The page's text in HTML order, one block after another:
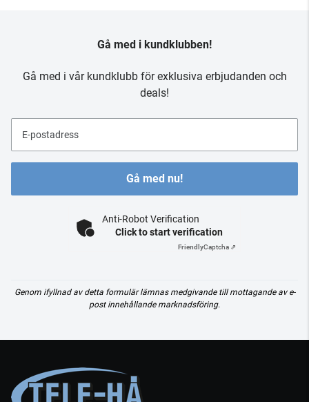
Gå med i kundklubben!
Gå med i vår kundklubb för exklusiva erbjudanden och
deals!
E-postadress
Gå med nu!
Anti-Robot Verification
Click to start verification
FriendlyCaptcha ⇗
Genom ifyllnad av detta formulär lämnas medgivande till mottagande av e-
post innehållande marknadsföring.